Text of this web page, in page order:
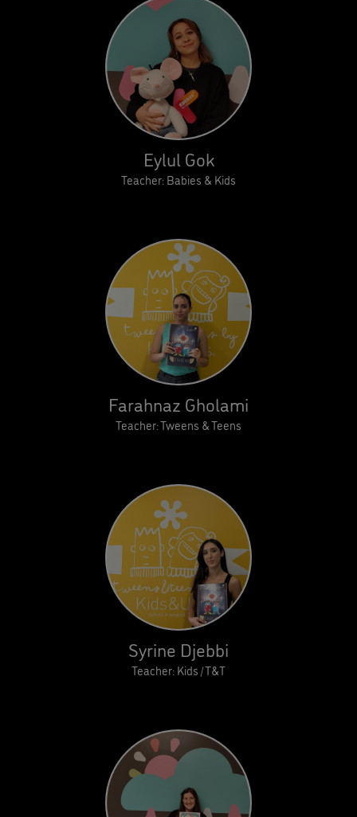
Eylul Gok
Teacher: Babies & Kids
Farahnaz Gholami
Teacher: Tweens & Teens
Syrine Djebbi
Teacher: Kids / T&T